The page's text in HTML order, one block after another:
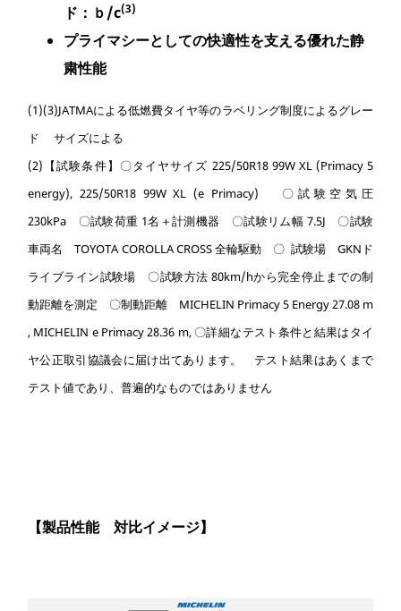
ド：ｂ/c(3)
プライマシーとしての快適性を支える優れた静
粛性能
(1)(3)JATMAによる低燃費タイヤ等のラベリング制度によるグレー
ド サイズによる
(2)【試験条件】〇タイヤサイズ 225/50R18 99W XL (Primacy 5
energy), 225/50R18 99W XL (e Primacy) 〇試験空気圧
230kPa 〇試験荷重 1名＋計測機器 〇試験リム幅 7.5J 〇試験
車両名 TOYOTA COROLLA CROSS 全輪駆動 〇 試験場 GKNド
ライブライン試験場 〇試験方法 80km/hから完全停止までの制
動距離を測定 〇制動距離 MICHELIN Primacy 5 Energy 27.08 m
, MICHELIN e Primacy 28.36 m, 〇詳細なテスト条件と結果はタイ
ヤ公正取引協議会に届け出てあります。 テスト結果はあくまで
テスト値であり、普遍的なものではありません
【製品性能 対比イメージ】